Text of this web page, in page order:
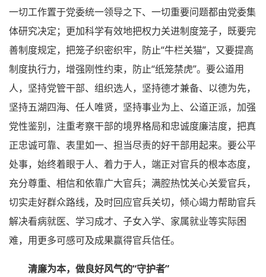
一切工作置于党委统一领导之下、一切重要问题都由党委集
体研究决定；更加科学有效地把权力关进制度笼子，既要完
善制度规定，把笼子织密织牢，防止“牛栏关猫”，又要提高
制度执行力，增强刚性约束，防止“纸笼禁虎”。要公道用
人，坚持党管干部、组织选人，坚持德才兼备、以德为先，
坚持五湖四海、任人唯贤，坚持事业为上、公道正派，加强
党性鉴别，注重考察干部的境界格局和忠诚度廉洁度，把真
正忠诚可靠、表里如一、担当尽责的好干部用起来。要公平
处事，始终着眼于人、着力于人，端正对官兵的根本态度，
充分尊重、相信和依靠广大官兵；满腔热忱关心关爱官兵，
切实走好群众路线，及时回应官兵关切，倾心竭力帮助官兵
解决看病就医、学习成才、子女入学、家属就业等实际困
难，用更多可感可及成果赢得官兵信任。
清廉为本，做良好风气的“守护者”